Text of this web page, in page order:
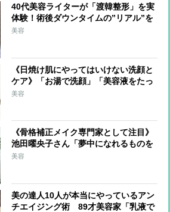
40代美容ライターが「渡韓整形」を実
体験！術後ダウンタイムの”リアル”を
リポート
美容
《日焼け肌にやってはいけない洗顔と
ケア》「お湯で洗顔」「美容液をたっ
ぷり塗る」など“いつもお手入れ”が肌
美容
《骨格補正メイク専門家として注目》
池田曜央子さん「夢中になれるものを
選んできた」、美容業界に転身するま
美容
美の達人10人が本当にやっているアン
チエイジング術 89才美容家「乳液で